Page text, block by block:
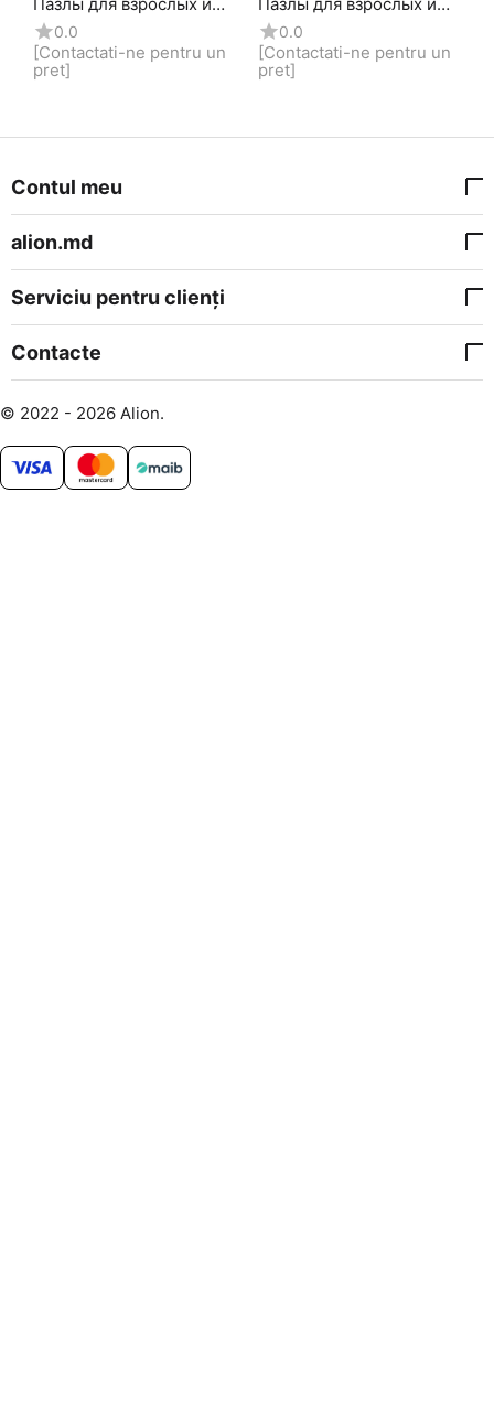
детей 1000 элементов
0.0
[Contactati-ne pentru un
pret]
детей 1000 элементов
0.0
[Contactati-ne pentru un
pret]
Contul meu
alion.md
Serviciu pentru clienți
Contacte
© 2022 - 2026 Alion.